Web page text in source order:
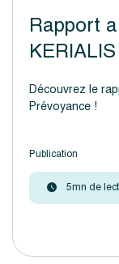
Rapport
Découvrez le
Prévoyance !
Publication
5mn de